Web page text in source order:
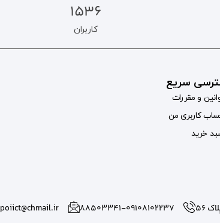
1536
کاربران
سریع
و مقررات
کاربری من
خرید
56 ۸۸۵۰۳۳۴۱-09108102237 poiict@chmail.ir